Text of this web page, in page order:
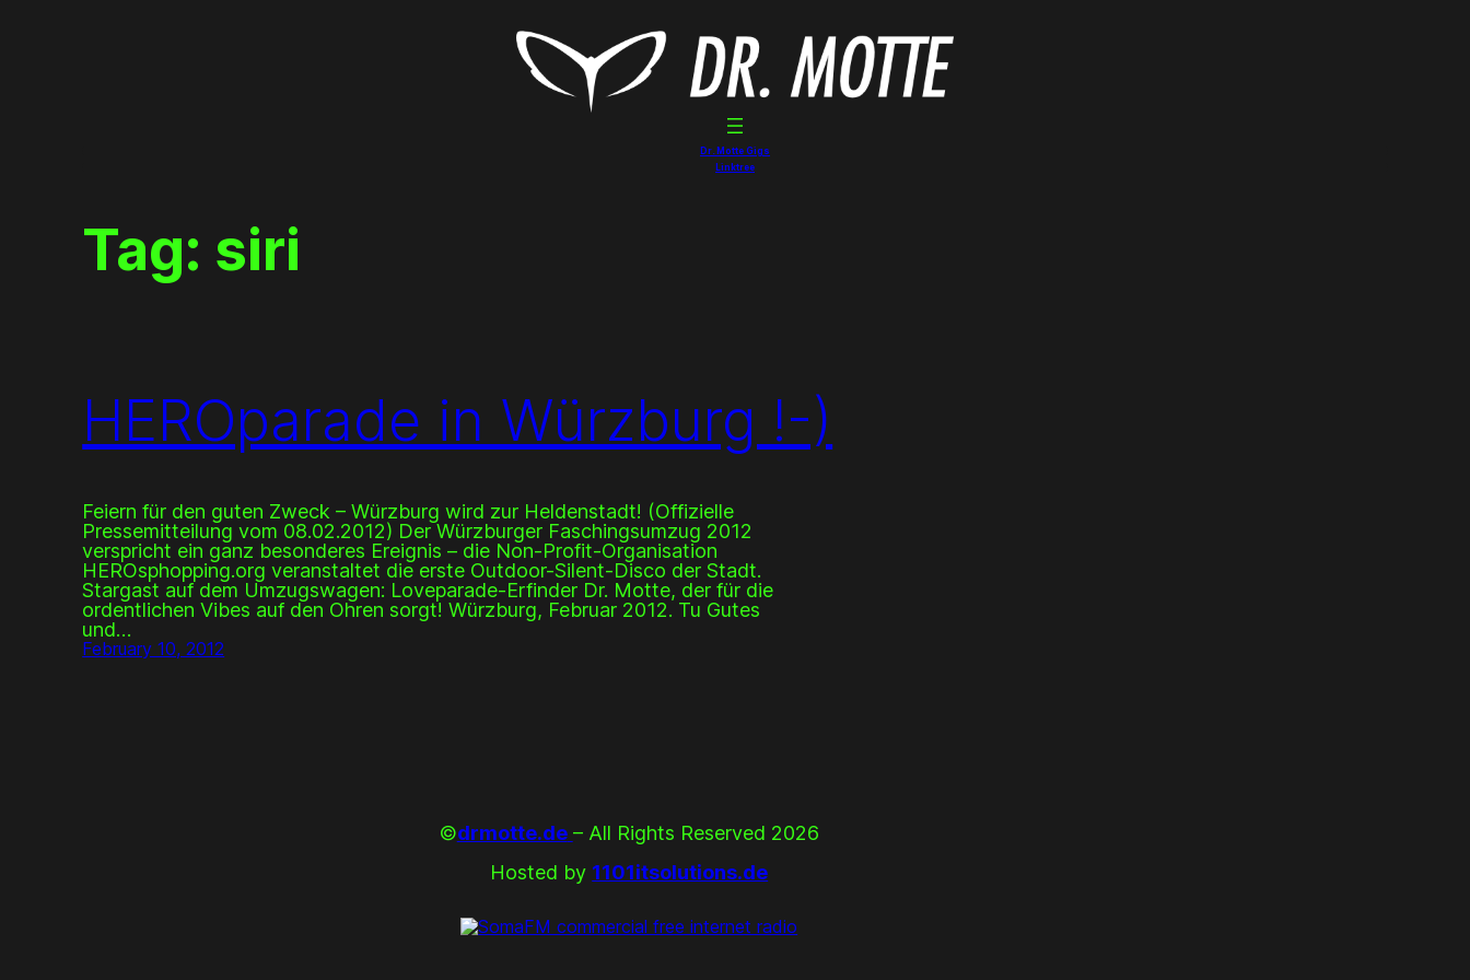
Dr. Motte Gigs
Linktree
Tag: siri
HEROparade in Würzburg !-)
Feiern für den guten Zweck – Würzburg wird zur Heldenstadt! (Offizielle
Pressemitteilung vom 08.02.2012) Der Würzburger Faschingsumzug 2012
verspricht ein ganz besonderes Ereignis – die Non-Profit-Organisation
HEROsphopping.org veranstaltet die erste Outdoor-Silent-Disco der Stadt.
Stargast auf dem Umzugswagen: Loveparade-Erfinder Dr. Motte, der für die
ordentlichen Vibes auf den Ohren sorgt! Würzburg, Februar 2012. Tu Gutes
und…
February 10, 2012
©drmotte.de – All Rights Reserved 2026
Hosted by 1101itsolutions.de